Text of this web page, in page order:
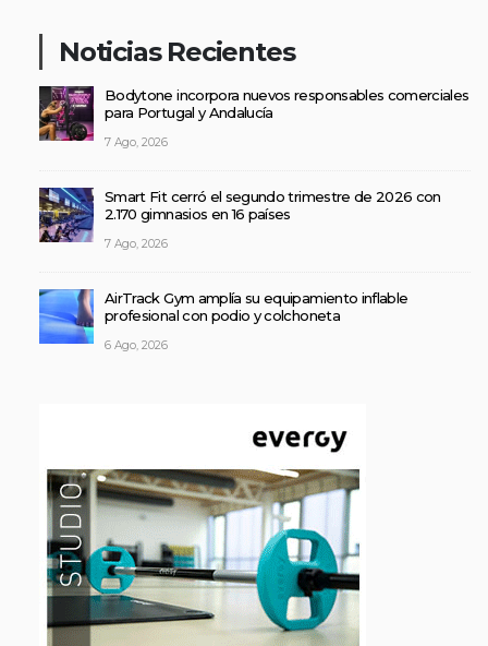
Noticias Recientes
Bodytone incorpora nuevos responsables comerciales
para Portugal y Andalucía
7 Ago, 2026
Smart Fit cerró el segundo trimestre de 2026 con
2.170 gimnasios en 16 países
7 Ago, 2026
AirTrack Gym amplía su equipamiento inflable
profesional con podio y colchoneta
6 Ago, 2026